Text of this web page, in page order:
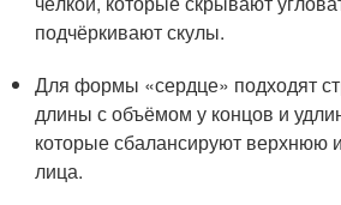
подчёркивают скулы.
Для формы «сердце» подходят
длины с объёмом у концов и
которые сбалансируют верхнюю
лица.